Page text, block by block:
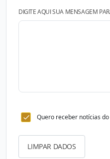
DIGITE AQUI SUA MENSAGEM
Quero receber notícias do
LIMPAR DADOS